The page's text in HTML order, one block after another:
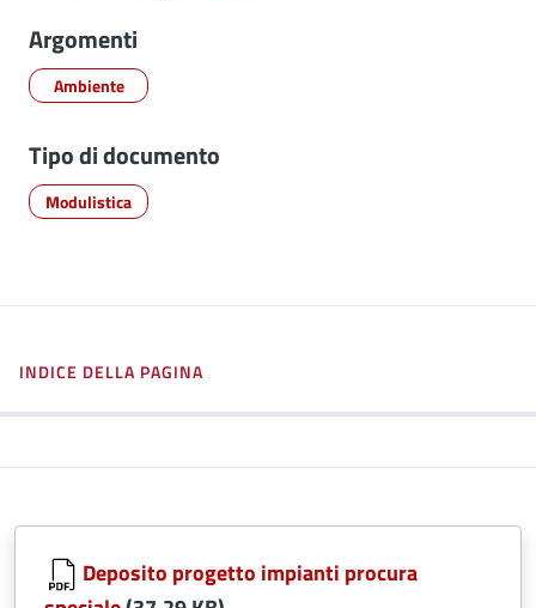
Argomenti
Ambiente
Tipo di documento
Modulistica
INDICE DELLA PAGINA
Deposito progetto impianti procura